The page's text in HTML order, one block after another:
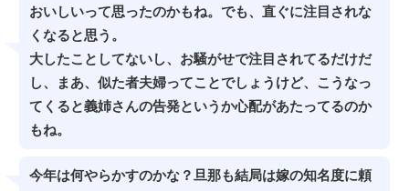
おいしいって思ったのかもね。でも、直ぐに注目されな
くなると思う。
大したことしてないし、お騒がせで注目されてるだけだ
し、まあ、似た者夫婦ってことでしょうけど、こうなっ
てくると義姉さんの告発というか心配があたってるのか
もね。
今年は何やらかすのかな？旦那も結局は嫁の知名度に頼